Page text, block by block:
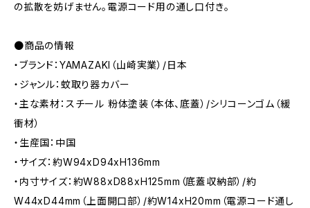
の拡散を妨げません。電源コード用の通し口付き。
●商品の情報
・ブランド：YAMAZAKI（山崎実業）/日本
・ジャンル：蚊取り器カバー
・主な素材：スチール 粉体塗装（本体、底蓋）/シリコーンゴム（緩
衝材）
・生産国：中国
・サイズ：約W94xD94xH136mm
・内寸サイズ：約W88xD88xH125mm（底蓋収納部）/約
W44xD44mm（上面開口部）/約W14xH20mm（電源コード通し